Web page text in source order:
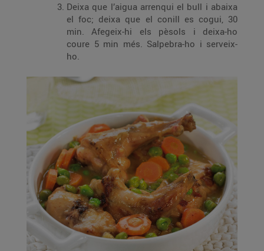
Deixa que l’aigua arrenqui el bull i abaixa
el foc; deixa que el conill es cogui, 30
min. Afegeix-hi els pèsols i deixa-ho
coure 5 min més. Salpebra-ho i serveix-
ho.